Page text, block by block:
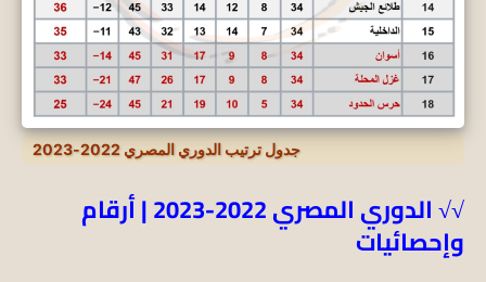
جدول ترتيب الدوري المصري 2022-2023
√√ الدوري المصري 2022-2023 | أرقام
وإحصائيات